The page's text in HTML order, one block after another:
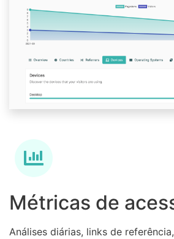
Métricas de
Análises diárias, links de